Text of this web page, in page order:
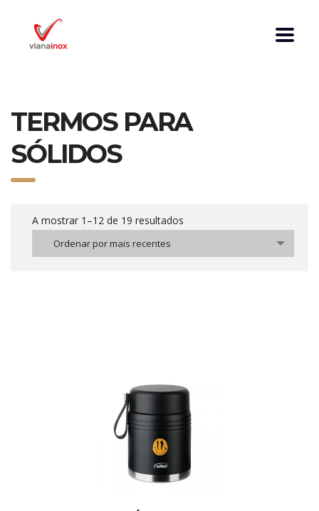
TERMOS PARA
SÓLIDOS
A mostrar 1–12 de 19 resultados
Ordenar por mais recentes